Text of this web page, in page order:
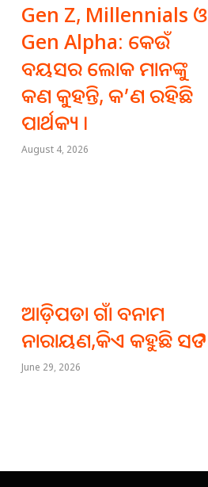
Gen Z, Millennials ଓ
Gen Alpha: କେଉଁ
ବୟସର ଲୋକ ମାନଙ୍କୁ
କଣ କୁହନ୍ତି, କ’ଣ ରହିଛି
ପାର୍ଥକ୍ୟ ।
August 4, 2026
ଆଡ଼ିପଡା ଗାଁ ବନାମ
ନାରାୟଣ,କିଏ କହୁଛି ସତ ?
June 29, 2026